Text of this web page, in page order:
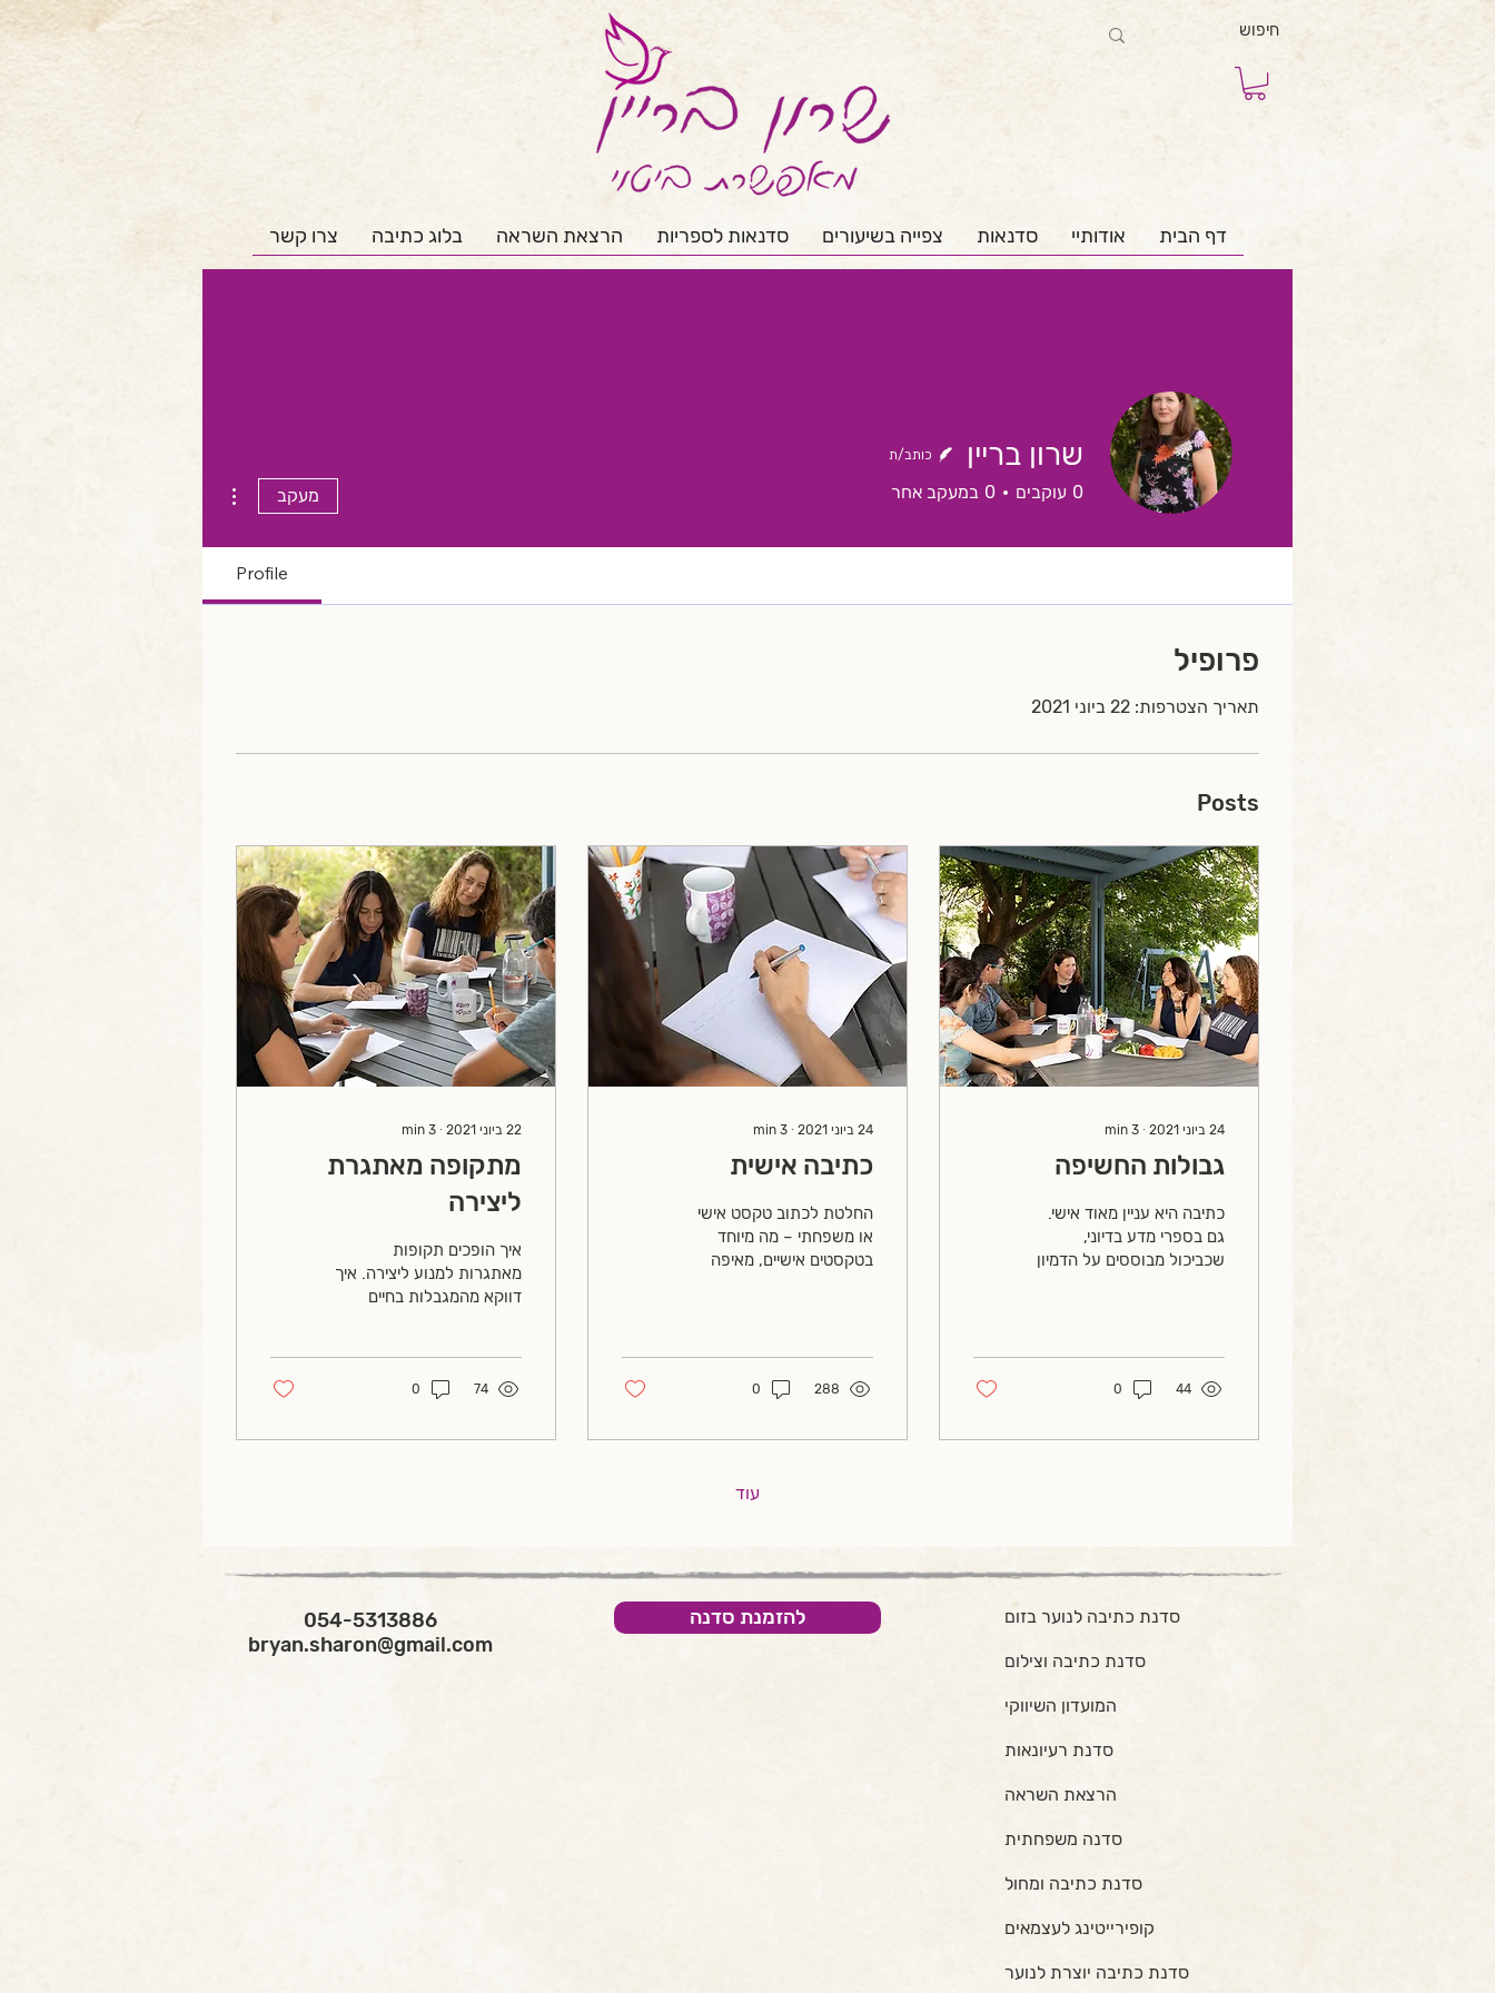
דף הבית אודותיי סדנאות צפייה בשיעורים סדנאות לספריות הרצאת השראה בלוג כתיבה צרו קשר
שרון בריין כותב/ת
0 עוקבים 0 במעקב אחר מעקב
Profile
פרופיל
תאריך הצטרפות: 22 ביוני 2021
Posts
24 ביוני 2021 ∙
3
min
גבולות החשיפה
כתיבה היא עניין מאוד אישי.
גם בספרי מדע בדיוני,
שכביכול מבוססים על הדמיון
44
0
24 ביוני 2021 ∙
3
min
כתיבה אישית
החלטת לכתוב טקסט אישי
או משפחתי – מה מיוחד
בטקסטים אישיים, מאיפה
מוזמנים...
288
0
22 ביוני 2021 ∙
3
min
מתקופה מאתגרת
ליצירה
איך הופכים תקופות
מאתגרות למנוע ליצירה. איך
דווקא מהמגבלות בחיים
שאפשר לקחת...
74
0
עוד
054-5313886
bryan.sharon@gmail.com
להזמנת סדנה סדנת כתיבה לנוער בזום
סדנת כתיבה וצילום
המועדון השיווקי
סדנת רעיונאות
הרצאת השראה
סדנה משפחתית
סדנת כתיבה ומחול
קופירייטינג לעצמאים
סדנת כתיבה יוצרת לנוער